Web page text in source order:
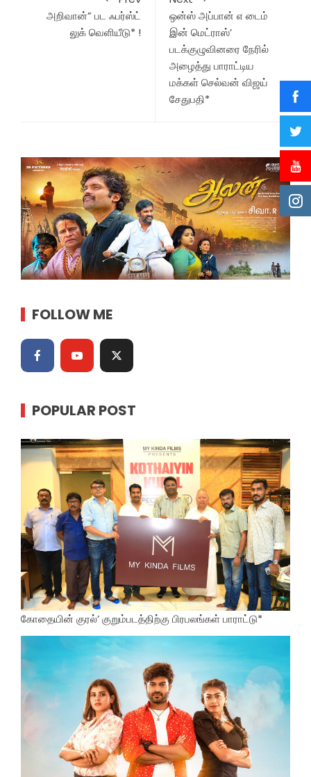
அறிவான்” பட ஃபர்ஸ்ட்
லுக் வெளியீடு* !
ஒன்ஸ் அப்பான் எ டைம்
இன் மெட்ராஸ்’
படக்குழுவினரை நேரில்
அழைத்து பாராட்டிய
மக்கள் செல்வன் விஜய்
சேதுபதி*
FOLLOW ME
POPULAR POST
கோதையின் குரல்’ குறும்படத்திற்கு பிரபலங்கள் பாராட்டு*